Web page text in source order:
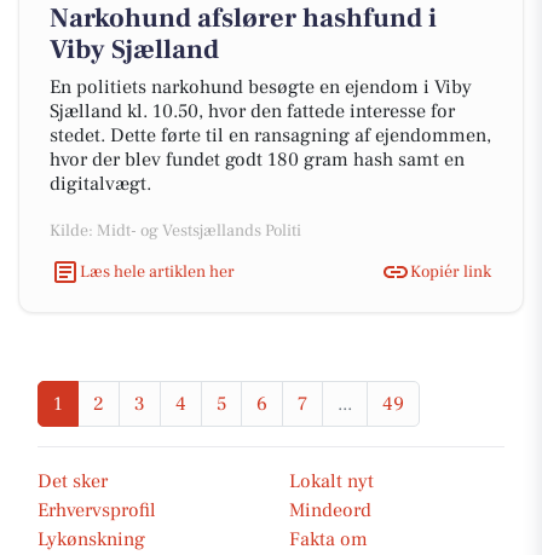
Narkohund afslører hashfund i
Viby Sjælland
En politiets narkohund besøgte en ejendom i Viby
Sjælland kl. 10.50, hvor den fattede interesse for
stedet. Dette førte til en ransagning af ejendommen,
hvor der blev fundet godt 180 gram hash samt en
digitalvægt.
Kilde: Midt- og Vestsjællands Politi
Læs hele artiklen her
Kopiér link
1 2 3 4 5 6 7 ... 49
Det sker
Lokalt nyt
Erhvervsprofil
Mindeord
Lykønskning
Fakta om